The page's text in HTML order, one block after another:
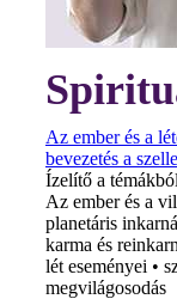
Az ember és a
bevezetés a
Ízelítő a
Az ember és a
planetáris
karma és
lét eseményei •
megvilágosodás